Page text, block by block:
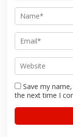
Save my
the next time I